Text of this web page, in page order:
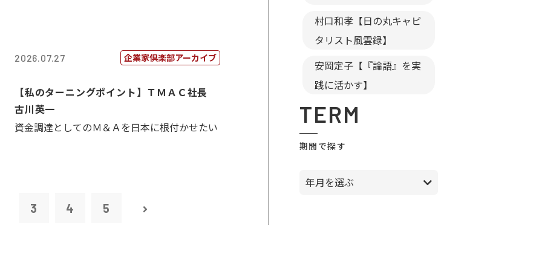
2026.07.27 企業家倶楽部アーカイブ
【私のターニングポイント】ＴＭＡＣ社長
古川英一
資金調達としてのＭ＆Ａを日本に根付かせたい
3 4 5
村口和孝【日の丸キャピ
タリスト風雲録】
安岡定子【『論語』を実
践に活かす】
TERM
期間で探す
年月を選ぶ